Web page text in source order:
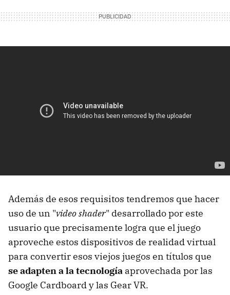
Además de esos requisitos tendremos que hacer
uso de un "video shader" desarrollado por este
usuario que precisamente logra que el juego
aproveche estos dispositivos de realidad virtual
para convertir esos viejos juegos en títulos que
se adapten a la tecnología aprovechada por las
Google Cardboard y las Gear VR.